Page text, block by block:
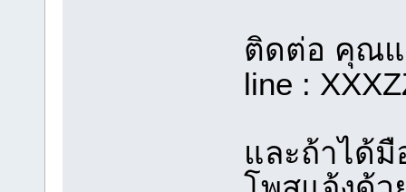
ติดต่อ คุณแ
line :
และถ้าได้